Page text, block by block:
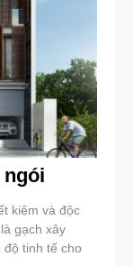
ngói
kiệm và độc
gạch xây
tinh tế cho